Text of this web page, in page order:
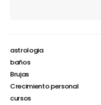
astrologia
baños
Brujas
Crecimiento personal
cursos